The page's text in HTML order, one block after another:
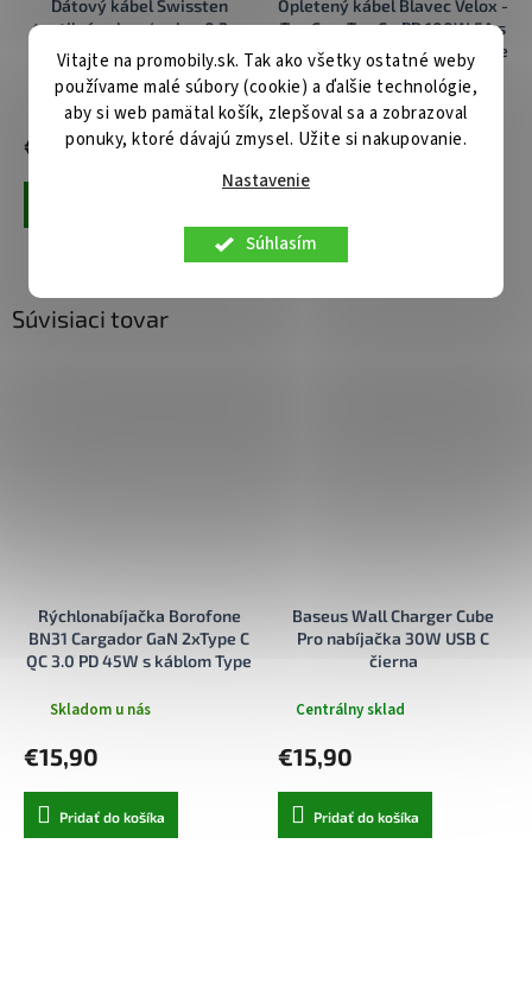
Vitajte na promobily.sk. Tak ako všetky ostatné weby
používame malé súbory (cookie) a ďalšie technológie,
aby si web pamätal košík, zlepšoval sa a zobrazoval
ponuky, ktoré dávajú zmysel. Užite si nakupovanie.
Nastavenie
Súhlasím
Súvisiaci tovar
Rýchlonabíjačka Borofone
BN31 Cargador GaN 2xType C
QC 3.0 PD 45W s káblom Type
Skladom u nás
€15,90
Pridať do košíka
Baseus Wall Charger Cube
Pro nabíjačka 30W USB C
čierna
Centrálny sklad
€15,90
Pridať do košíka
Dátový kábel Swissten
textilný usb-c / usb-c 0.2 m
Skladom u nás
€9,90
Opletený kábel Blavec Velox -
Typ C na Typ C - PD 100W 5A s
LED displejom 1,2 metra Apple
CarPlay/Android Auto (CVE-
CC5B12) čierny
Centrálny sklad
€9,90